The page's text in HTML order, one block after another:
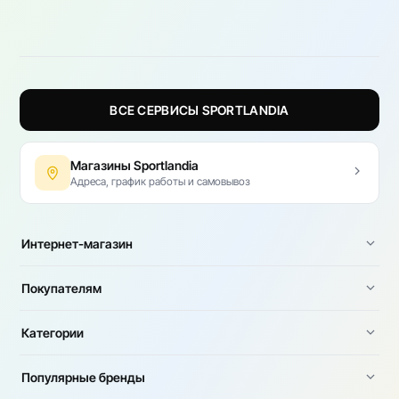
ВСЕ СЕРВИСЫ SPORTLANDIA
Магазины Sportlandia
Адреса, график работы и самовывоз
Интернет-магазин
Покупателям
Категории
Популярные бренды